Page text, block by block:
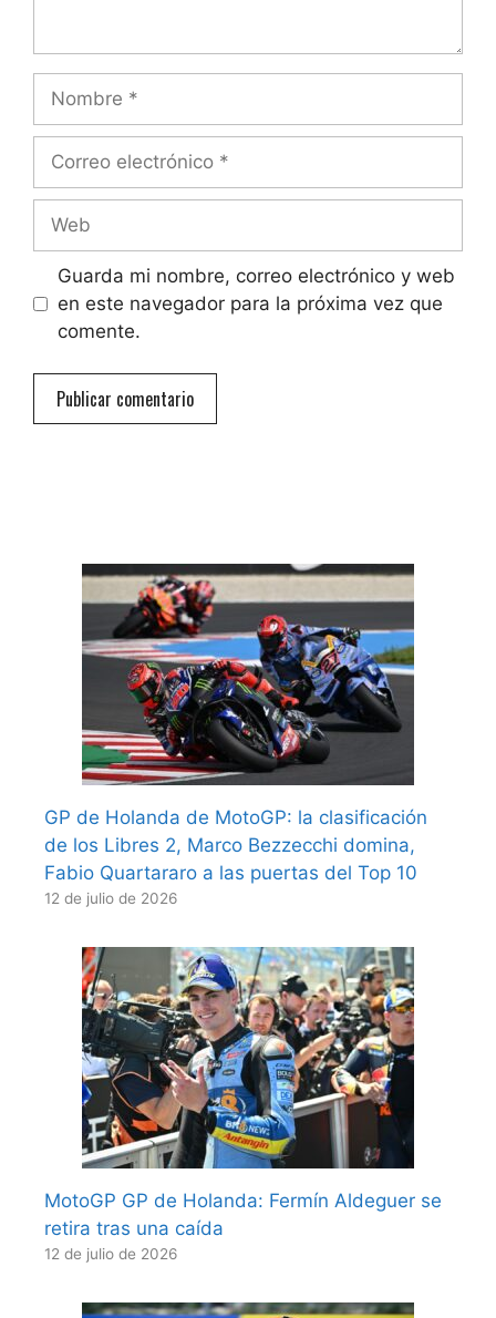
electrónico
Guarda mi nombre, correo electrónico y web
en este navegador para la próxima vez que
comente.
GP de Holanda de MotoGP: la clasificación
de los Libres 2, Marco Bezzecchi domina,
Fabio Quartararo a las puertas del Top 10
12 de julio de 2026
MotoGP GP de Holanda: Fermín Aldeguer se
retira tras una caída
12 de julio de 2026